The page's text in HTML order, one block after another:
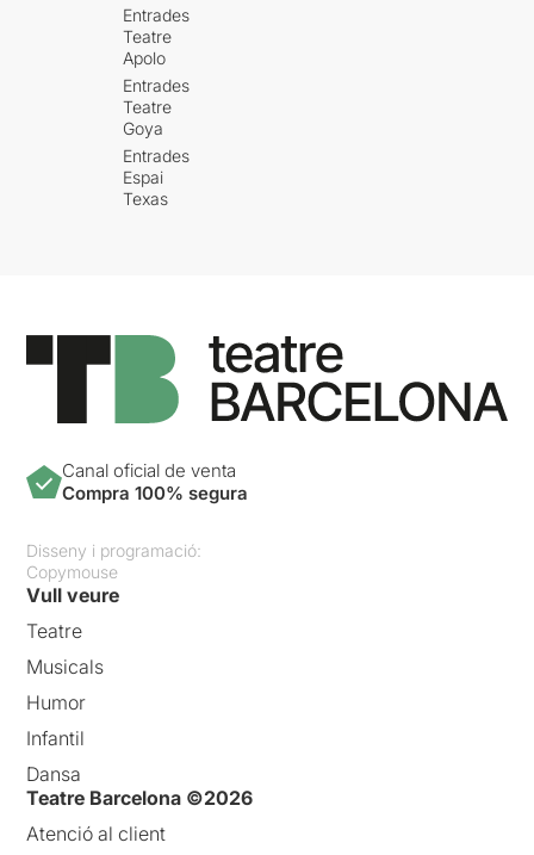
Entrades
Teatre
Apolo
Entrades
Teatre
Goya
Entrades
Espai
Texas
Canal oficial de venta
Compra 100% segura
Disseny i programació:
Copymouse
Vull veure
Teatre
Musicals
Humor
Infantil
Dansa
Teatre Barcelona ©2026
Atenció al client